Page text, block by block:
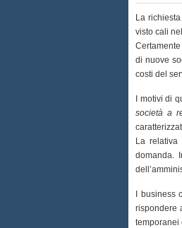
La
visto cali
di nuove
costi del
I motivi di
società a
La
domanda.
I
rispondere
temporanei